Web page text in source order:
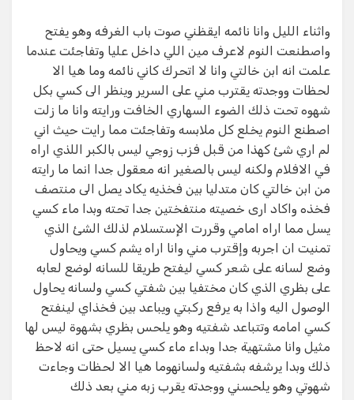
واثناء الليل وانا نائمه ايقظني صوت باب الغرفه وهو يفتح
واصطنعت النوم لاعرف مين اللي داخل عليا وتفاجئت عندما
علمت انه ابن خالتي وانا لا اتحرك كاني نائمه وما هيا الا
لحظات ووجدته يقترب مني على السرير وينظر الى كسي بكل
شهوه تحت ذلك الضوء السهاري الخافت ورايته وانا ما زلت
اصطنع النوم يخلع كل ملابسه وتفاجئت مما رايت حيث اني
لم اري شئ كهذا من قبل فزب زوجي ليس بالكبر اللذي اراه
في الافلام ولكنه ليس بالصغير انه معقول جدا انما ما رايته
من ابن خالتي كان متدليا بين فخذيه يكاد يصل الى منتصف
فخذه واكاد ارى خصيته منتفختين جدا تحته وبدا ماء كسي
يسل مما اراه امامي وقررت الإستسلام لذلك الشئ الذي
تمنيت ان اجربه وإقترب مني وانا اراه يشم كسي ويحاول
وضع لسانه على شعر كسي ليفتح طريقا للسانه لوضع لعابه
على بظري الذي كان مختفيا بين شفتي كسي ولسانه يحاول
الوصول اليه واذا به يرفع ركبتي ويباعد بين فخذاي لينفتح
كسي امامه وتتباعد شفتيه وهو يلحس بظري بشهوة ليس لها
مثيل وانا مشتهية جدا وبداء ماء كسي يسيل حتى انه لاحظ
ذلك وبدا يرشفه بشفتيه ولسانهوما هيا الا لحظات وجاءت
شهوتي وهو يلحسني ووجدته يقرب زبه مني بعد ذلك